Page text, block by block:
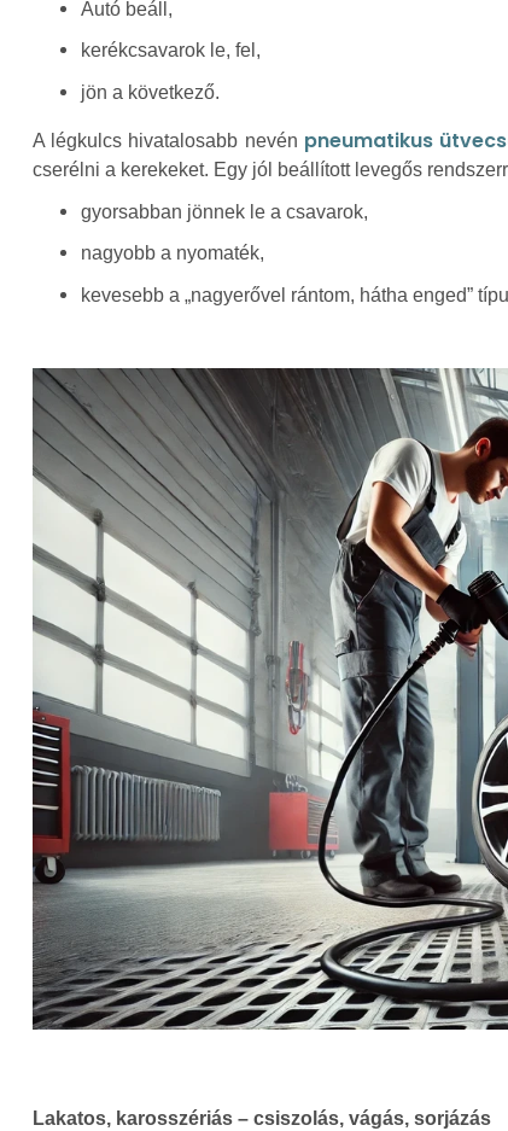
Autó beáll,
kerékcsavarok le, fel,
jön a következő.
A légkulcs hivatalosabb nevén pneumatikus
cserélni a kerekeket. Egy jól beállított levegős
gyorsabban jönnek le a csavarok,
nagyobb a nyomaték,
kevesebb a „nagyerővel rántom, hátha enged”
Lakatos, karosszériás – csiszolás, vágás, sorjázás